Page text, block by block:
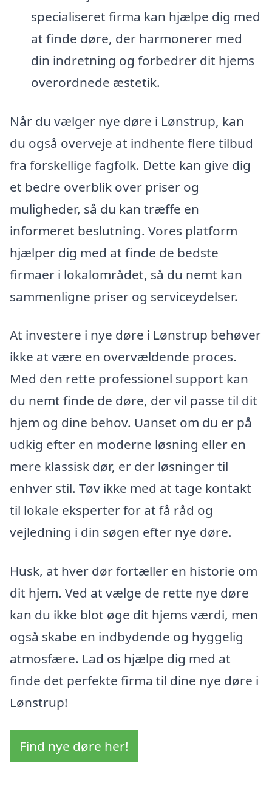
specialiseret firma kan hjælpe dig med
at finde døre, der harmonerer med
din indretning og forbedrer dit hjems
overordnede æstetik.
Når du vælger nye døre i Lønstrup, kan
du også overveje at indhente flere tilbud
fra forskellige fagfolk. Dette kan give dig
et bedre overblik over priser og
muligheder, så du kan træffe en
informeret beslutning. Vores platform
hjælper dig med at finde de bedste
firmaer i lokalområdet, så du nemt kan
sammenligne priser og serviceydelser.
At investere i nye døre i Lønstrup behøver
ikke at være en overvældende proces.
Med den rette professionel support kan
du nemt finde de døre, der vil passe til dit
hjem og dine behov. Uanset om du er på
udkig efter en moderne løsning eller en
mere klassisk dør, er der løsninger til
enhver stil. Tøv ikke med at tage kontakt
til lokale eksperter for at få råd og
vejledning i din søgen efter nye døre.
Husk, at hver dør fortæller en historie om
dit hjem. Ved at vælge de rette nye døre
kan du ikke blot øge dit hjems værdi, men
også skabe en indbydende og hyggelig
atmosfære. Lad os hjælpe dig med at
finde det perfekte firma til dine nye døre i
Lønstrup!
Find nye døre her!